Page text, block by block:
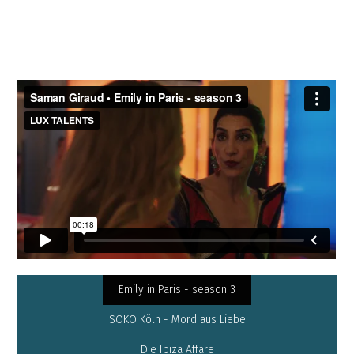
Emily in Paris - season 3
SOKO Köln - Mord aus Liebe
Die Ibiza Affäre